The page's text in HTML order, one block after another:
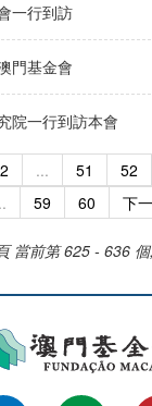
一行到訪
門基金會
院一行到訪本會
2 ... 51 52
59 60 下
當前第 625 - 636